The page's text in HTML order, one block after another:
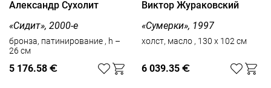
Александр Сухолит
«Сидит», 2000-е
бронза, патинирование , h –
26 см
5 176.58 €
Виктор Жураковский
«Сумерки», 1997
холст, масло , 130 x 102 см
6 039.35 €